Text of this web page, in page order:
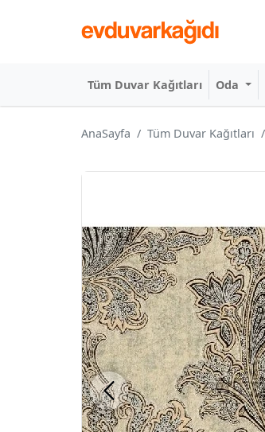
Tüm Duvar Kağıtları Oda
AnaSayfa Tüm Duvar Kağıtları